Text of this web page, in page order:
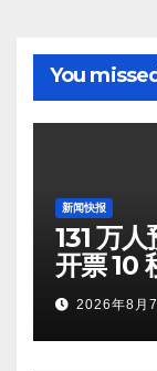
You missed
新闻快报
131 万
开票 10
2026年8月7